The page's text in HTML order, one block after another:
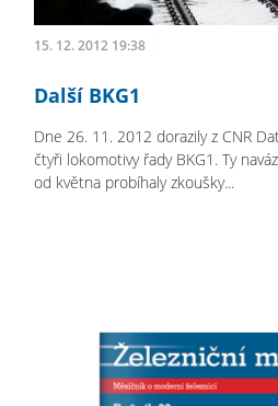
15. 12. 2012 19:38
Další BKG1
Dne 26. 11. 2012 dorazily z CNR
čtyři lokomotivy řady BKG1. Ty
od května probíhaly zkoušky...